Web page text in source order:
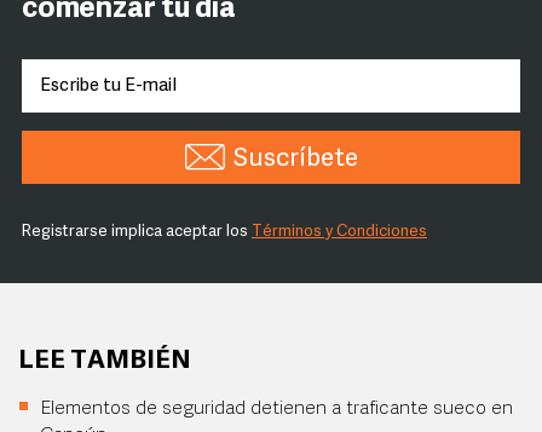
comenzar tu día
Suscríbete
Registrarse implica aceptar los Términos y Condiciones
LEE TAMBIÉN
Elementos de seguridad detienen a traficante sueco en